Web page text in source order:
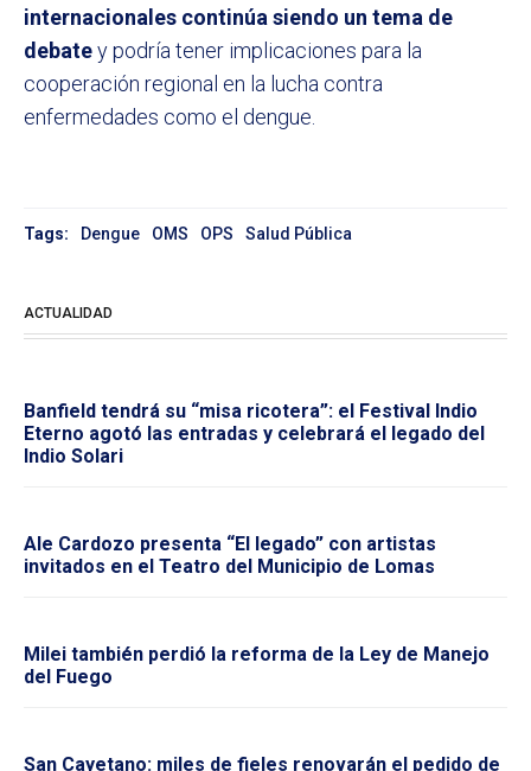
internacionales continúa siendo un tema de
debatey podría tener implicaciones para la
cooperación regional en la lucha contra
enfermedades como el dengue.
Tags: Dengue OMS OPS Salud Pública
ACTUALIDAD
Banfield tendrá su “misa ricotera”: el Festival Indio
Eterno agotó las entradas y celebrará el legado del
Indio Solari
Ale Cardozo presenta “El legado” con artistas
invitados en el Teatro del Municipio de Lomas
Milei también perdió la reforma de la Ley de Manejo
del Fuego
San Cayetano: miles de fieles renovarán el pedido de